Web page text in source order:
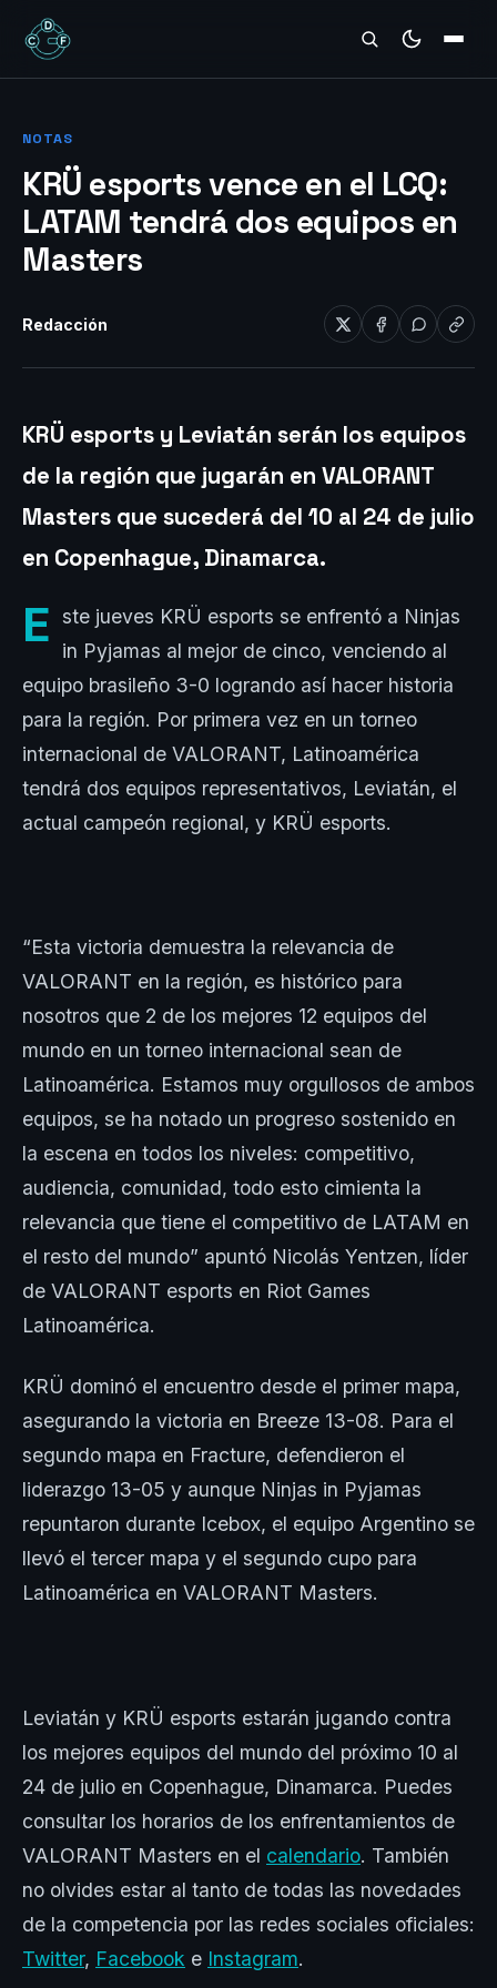
REVIEWS
NOTAS
KRÜ esports vence en el LCQ:
LATAM tendrá dos equipos en
Masters
Redacción
KRÜ esports y Leviatán serán los equipos
de la región que jugarán en VALORANT
Masters que sucederá del 10 al 24 de julio
en Copenhague, Dinamarca.
E ste jueves KRÜ esports se enfrentó a Ninjas
in Pyjamas al mejor de cinco, venciendo al
equipo brasileño 3-0 logrando así hacer historia
para la región. Por primera vez en un torneo
internacional de VALORANT, Latinoamérica
tendrá dos equipos representativos, Leviatán, el
actual campeón regional, y KRÜ esports.
“Esta victoria demuestra la relevancia de
VALORANT en la región, es histórico para
nosotros que 2 de los mejores 12 equipos del
mundo en un torneo internacional sean de
Latinoamérica. Estamos muy orgullosos de ambos
equipos, se ha notado un progreso sostenido en
la escena en todos los niveles: competitivo,
audiencia, comunidad, todo esto cimienta la
relevancia que tiene el competitivo de LATAM en
el resto del mundo” apuntó Nicolás Yentzen, líder
de VALORANT esports en Riot Games
Latinoamérica.
KRÜ dominó el encuentro desde el primer mapa,
asegurando la victoria en Breeze 13-08. Para el
segundo mapa en Fracture, defendieron el
liderazgo 13-05 y aunque Ninjas in Pyjamas
repuntaron durante Icebox, el equipo Argentino se
llevó el tercer mapa y el segundo cupo para
Latinoamérica en VALORANT Masters.
Leviatán y KRÜ esports estarán jugando contra
los mejores equipos del mundo del próximo 10 al
24 de julio en Copenhague, Dinamarca. Puedes
consultar los horarios de los enfrentamientos de
VALORANT Masters en el calendario. También
no olvides estar al tanto de todas las novedades
de la competencia por las redes sociales oficiales:
Twitter, Facebook e Instagram.